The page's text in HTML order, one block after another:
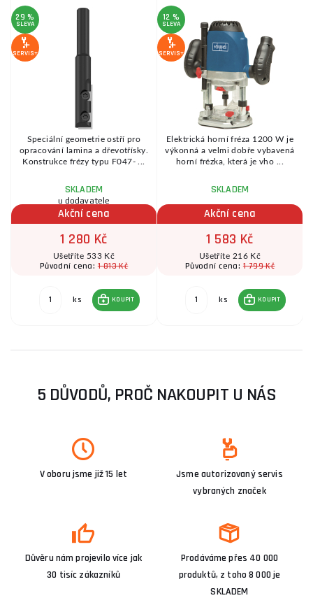
29 %
SLEVA
SERVIS+
Speciální geometrie ostří pro
opracování lamina a dřevotřísky.
Konstrukce frézy typu F047- ...
SKLADEM
u dodavatele
Akční cena
1 280 Kč
Ušetříte 533 Kč
Původní cena:1 813 Kč
ks KOUPIT
12 %
SLEVA
SERVIS+
Elektrická horní fréza 1200 W je
výkonná a velmi dobře vybavená
horní frézka, která je vho ...
SKLADEM
Akční cena
1 583 Kč
Ušetříte 216 Kč
Původní cena:1 799 Kč
ks KOUPIT
5 DŮVODŮ, PROČ NAKOUPIT U NÁS
V oboru jsme již 15 let
Jsme autorizovaný servis
vybraných značek
Důvěru nám projevilo více jak
30 tisíc zákazníků
Prodáváme přes 40 000
produktů, z toho 8 000 je
SKLADEM